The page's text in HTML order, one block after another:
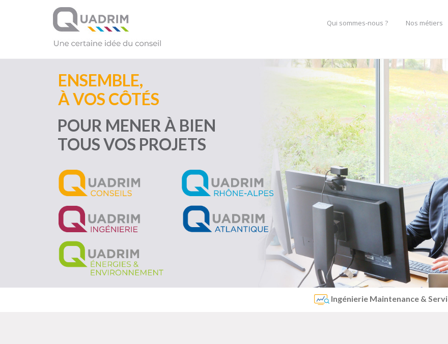
Qui sommes-nous ? Nos métiers
ENSEMBLE,
À VOS CÔTÉS
POUR MENER À BIEN
TOUS VOS PROJETS
Ingénierie Maintenance & Services :